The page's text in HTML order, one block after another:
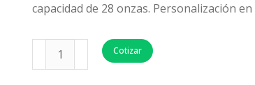
capacidad de 28 onzas. Personalización
Cotizar